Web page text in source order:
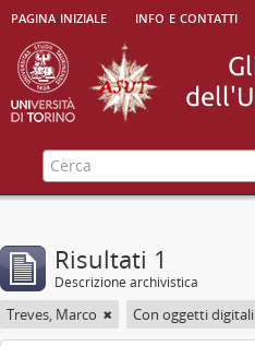
pagina iniziale info e contatti
Risultati 1
Descrizione archivistica
Treves, Marco Con oggetti digitali